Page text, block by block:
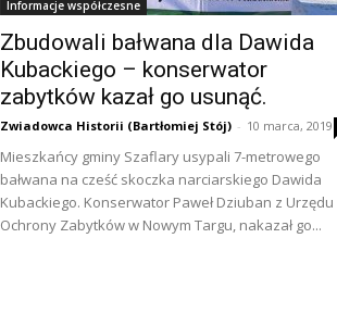
Informacje współczesne
Zbudowali bałwana dla Dawida
Kubackiego – konserwator
zabytków kazał go usunąć.
Zwiadowca Historii (Bartłomiej Stój) - 10 marca, 2019
Mieszkańcy gminy Szaflary usypali 7-metrowego
bałwana na cześć skoczka narciarskiego Dawida
Kubackiego. Konserwator Paweł Dziuban z Urzędu
Ochrony Zabytków w Nowym Targu, nakazał go...